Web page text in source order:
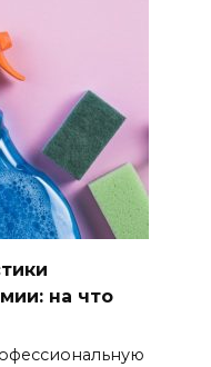
на что